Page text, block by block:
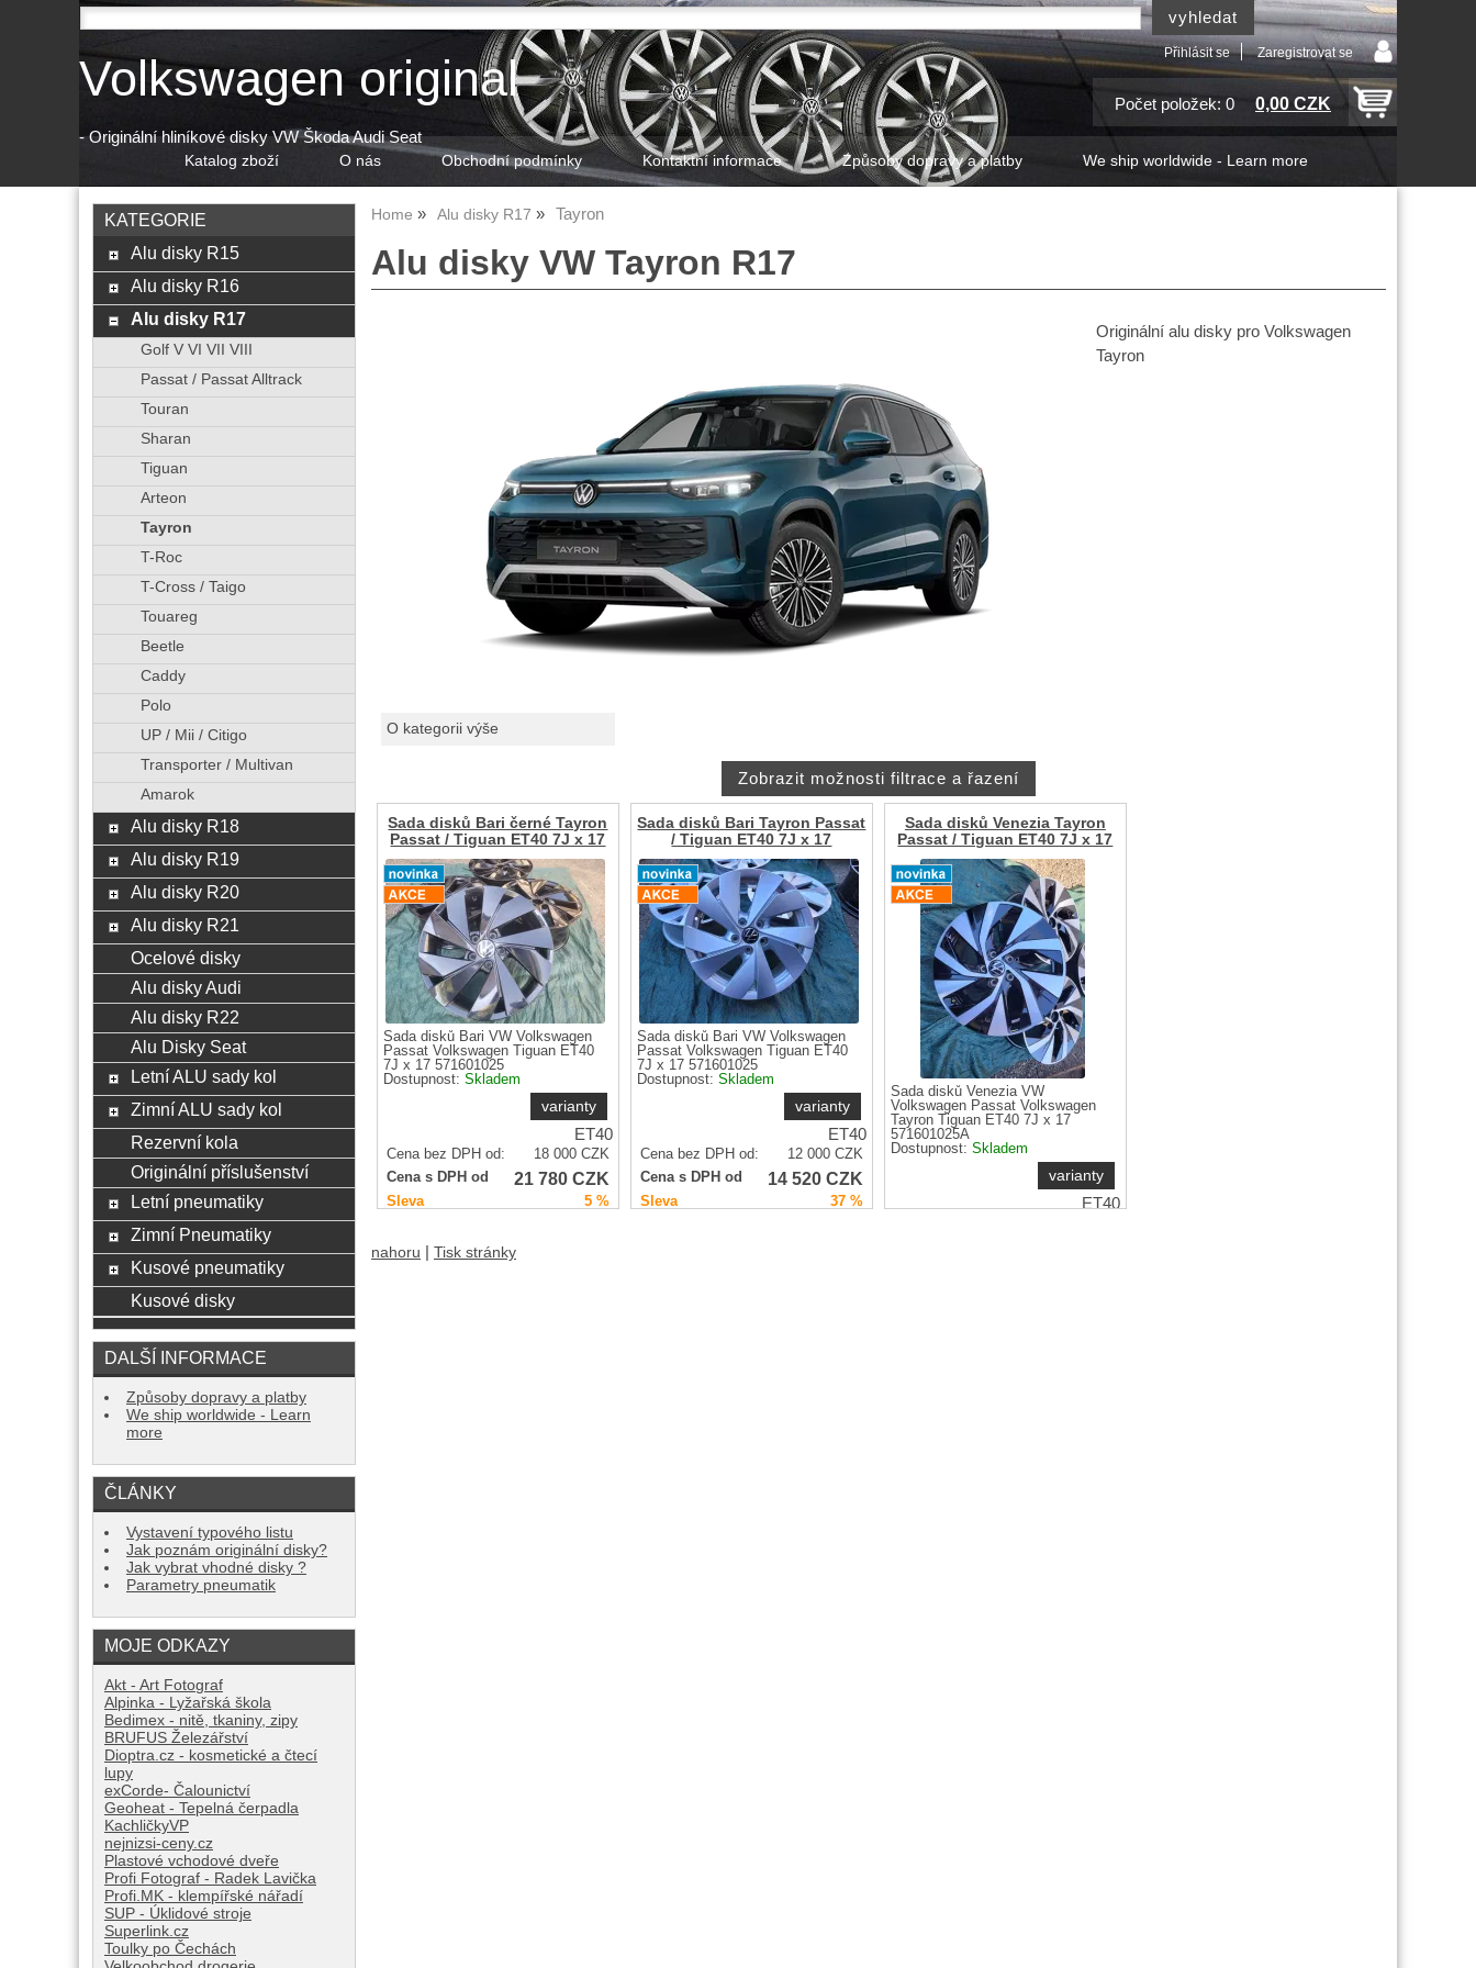
Přihlásit se Zaregistrovat se
Počet položek: 0 0,00 CZK
Volkswagen original
- Originální hliníkové disky VW Škoda Audi Seat
Katalog zboží O nás Obchodní podmínky Kontaktní informace Způsoby dopravy a platby We ship worldwide - Learn more
Home Alu disky R17 Tayron
Alu disky VW Tayron R17
Originální alu disky pro Volkswagen
Tayron
O kategorii výše
Sada disků Bari černé Tayron
Passat / Tiguan ET40 7J x 17
Sada disků Bari VW Volkswagen
Passat Volkswagen Tiguan ET40
7J x 17 571601025
Dostupnost: Skladem
varianty
ET40
Cena bez DPH od: 18 000 CZK
Cena s DPH od
21 780 CZK
Sleva 5 %
Sada disků Bari Tayron Passat
/ Tiguan ET40 7J x 17
Sada disků Bari VW Volkswagen
Passat Volkswagen Tiguan ET40
7J x 17 571601025
Dostupnost: Skladem
varianty
ET40
Cena bez DPH od: 12 000 CZK
Cena s DPH od
14 520 CZK
Sleva 37 %
Sada disků Venezia Tayron
Passat / Tiguan ET40 7J x 17
Sada disků Venezia VW
Volkswagen Passat Volkswagen
Tayron Tiguan ET40 7J x 17
571601025A
Dostupnost: Skladem
varianty
ET40
nahoru Tisk stránky
KATEGORIE
Alu disky R15
Alu disky R16
Alu disky R17
Golf V VI VII VIII
Passat / Passat Alltrack
Touran
Sharan
Tiguan
Arteon
Tayron
T-Roc
T-Cross / Taigo
Touareg
Beetle
Caddy
Polo
UP / Mii / Citigo
Transporter / Multivan
Amarok
Alu disky R18
Alu disky R19
Alu disky R20
Alu disky R21
Ocelové disky
Alu disky Audi
Alu disky R22
Alu Disky Seat
Letní ALU sady kol
Zimní ALU sady kol
Rezervní kola
Originální příslušenství
Letní pneumatiky
Zimní Pneumatiky
Kusové pneumatiky
Kusové disky
DALŠÍ INFORMACE
Způsoby dopravy a platby
We ship worldwide - Learn
more
ČLÁNKY
Vystavení typového listu
Jak poznám originální disky?
Jak vybrat vhodné disky ?
Parametry pneumatik
MOJE ODKAZY
Akt - Art Fotograf
Alpinka - Lyžařská škola
Bedimex - nitě, tkaniny, zipy
BRUFUS Železářství
Dioptra.cz - kosmetické a čtecí
lupy
exCorde- Čalounictví
Geoheat - Tepelná čerpadla
KachličkyVP
nejnizsi-ceny.cz
Plastové vchodové dveře
Profi Fotograf - Radek Lavička
Profi.MK - klempířské nářadí
SUP - Úklidové stroje
Superlink.cz
Toulky po Čechách